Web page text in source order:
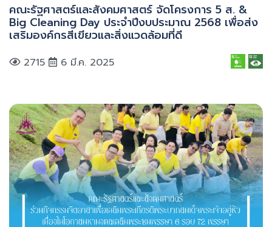
คณะรัฐศาสตร์และสังคมศาสตร์ จัดโครงการ 5 ส. &
Big Cleaning Day ประจำปีงบประมาณ 2568 เพื่อส่ง
เสริมองค์กรสีเขียวและสิ่งแวดล้อมที่ดี
2715 6 มี.ค. 2025